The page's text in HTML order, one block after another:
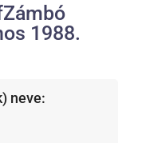
1988.
neve: